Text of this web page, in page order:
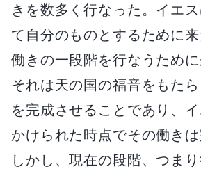
きを数多く行なった。イエ
て自分のものとするために来
働きの一段階を行なうために
それは天の国の福音をもた
を完成させることであり、
かけられた時点でその働きは
しかし、現在の段階、つま